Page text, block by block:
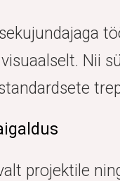
Nii
projektile